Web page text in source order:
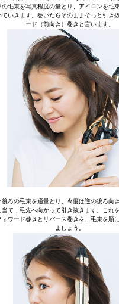
毛束を写真程度の量とり、アイロンを毛
いきます。巻いたらそのままそっと引き
ード（前向き）巻きと言います。
ろの毛束を適量とり、今度は逆の後ろ向
て、毛先へ向かって引き抜きます。これ
ォワード巻きとリバース巻きを、毛束を順
ましょう。